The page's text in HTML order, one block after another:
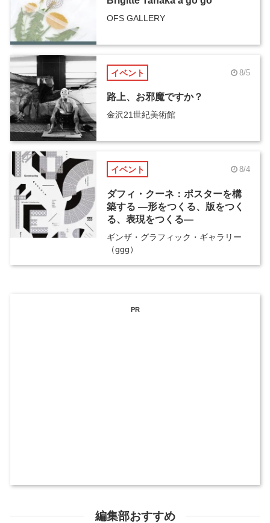
OFS GALLERY
イベント 8/5
路上、お邪魔ですか？
金沢21世紀美術館
イベント 8/4
ダフィ・クーネ：ポスターを構
築する ―形をつくる、版をつく
る、表現をつくる―
ギンザ・グラフィック・ギャラリー
（ggg）
PR
編集部おすすめ